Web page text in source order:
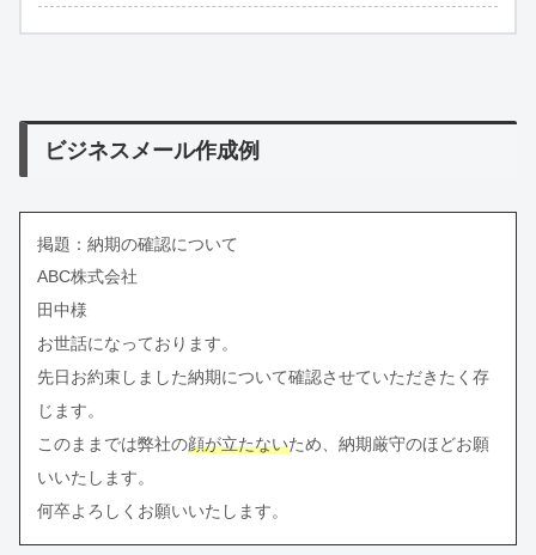
ビジネスメール作成例
掲題：納期の確認について
ABC株式会社
田中様
お世話になっております。
先日お約束しました納期について確認させていただきたく存
じます。
このままでは弊社の顔が立たないため、納期厳守のほどお願
いいたします。
何卒よろしくお願いいたします。